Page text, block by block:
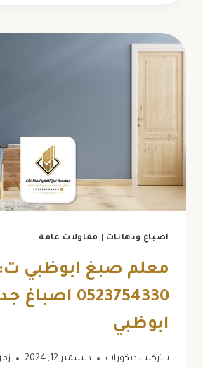
ت:
اصباغ ودهانات مقاولات عامة
معلم صبغ ابوظبي ت:
0523754330
ابوظبي
بـ تركيب ديكورات ديسمبر 12, 2024